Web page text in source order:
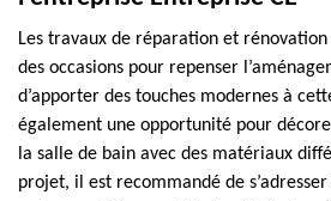
Les travaux de réparation et
des occasions pour repenser
d’apporter des touches modernes à
également une opportunité pour
la salle de bain avec des matériaux
projet, il est recommandé de